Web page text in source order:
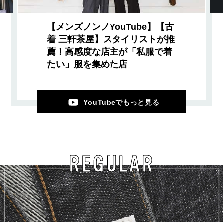
【メンズノンノYouTube】【古
着 三軒茶屋】スタイリストが推
薦！高感度な店主が「私服で着
たい」服を集めた店
YouTubeでもっと見る
REGULAR